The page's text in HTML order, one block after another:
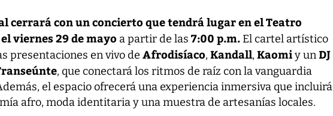
cerrará con un concierto que tendrá lugar en elTeatro
viernes 29 de mayo a partir de las 7:00 p.m.El cartel artístico
presentaciones en vivo de Afrodisíaco, Kandall, Kaomiy un DJ
, que conectará los ritmos de raíz con la vanguardia
el espacio ofrecerá una experiencia inmersiva que incluirá
afro, moda identitaria y una muestra de artesanías locales.